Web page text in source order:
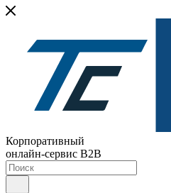
Корпоративный
онлайн-сервис B2B